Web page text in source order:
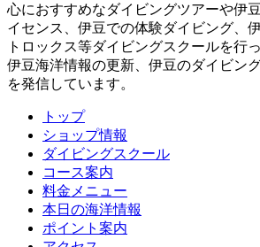
心におすすめなダイビングツアーや伊
イセンス、伊豆での体験ダイビング、
トロックス等ダイビングスクールを行
伊豆海洋情報の更新、伊豆のダイビン
を発信しています。
トップ
ショップ情報
ダイビングスクール
コース案内
料金メニュー
本日の海洋情報
ポイント案内